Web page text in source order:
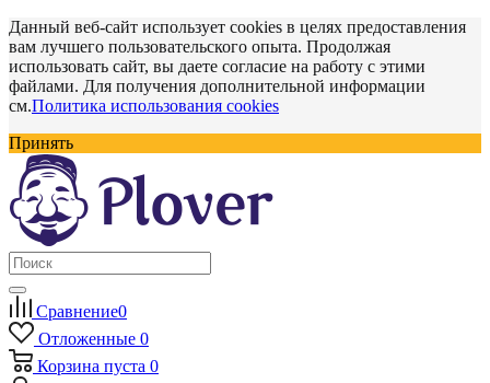
Данный веб-сайт использует cookies в целях предоставления
вам лучшего пользовательского опыта. Продолжая
использовать сайт, вы даете согласие на работу с этими
файлами. Для получения дополнительной информации
см.Политика использования cookies
Принять
Сравнение0
Отложенные 0
Корзина пуста 0